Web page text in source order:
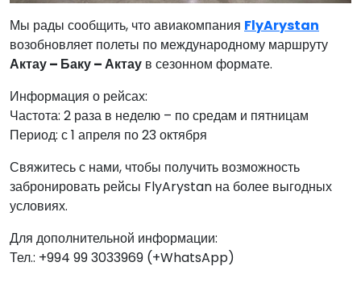
Мы рады сообщить, что авиакомпания FlyArystan
возобновляет полеты по международному маршруту
Актау – Баку – Актау в сезонном формате.
Информация о рейсах:
Частота: 2 раза в неделю – по средам и пятницам
Период: с 1 апреля по 23 октября
Свяжитесь с нами, чтобы получить возможность
забронировать рейсы FlyArystan на более выгодных
условиях.
Для дополнительной информации:
Тел.: +994 99 3033969 (+WhatsApp)